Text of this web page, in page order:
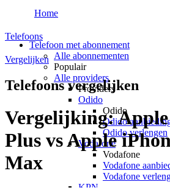
Telefoon met abonnement
Alle abonnementen
Populair
Alle providers
Providers
Odido
Odido
Odido
Odido verlengen
Vodafone
Vodafone
Vodafone
Vodafone
KPN
Home
Telefoons
Vergelijken
Telefoons vergelijken
Vergelijking:
Plus vs Apple
Max